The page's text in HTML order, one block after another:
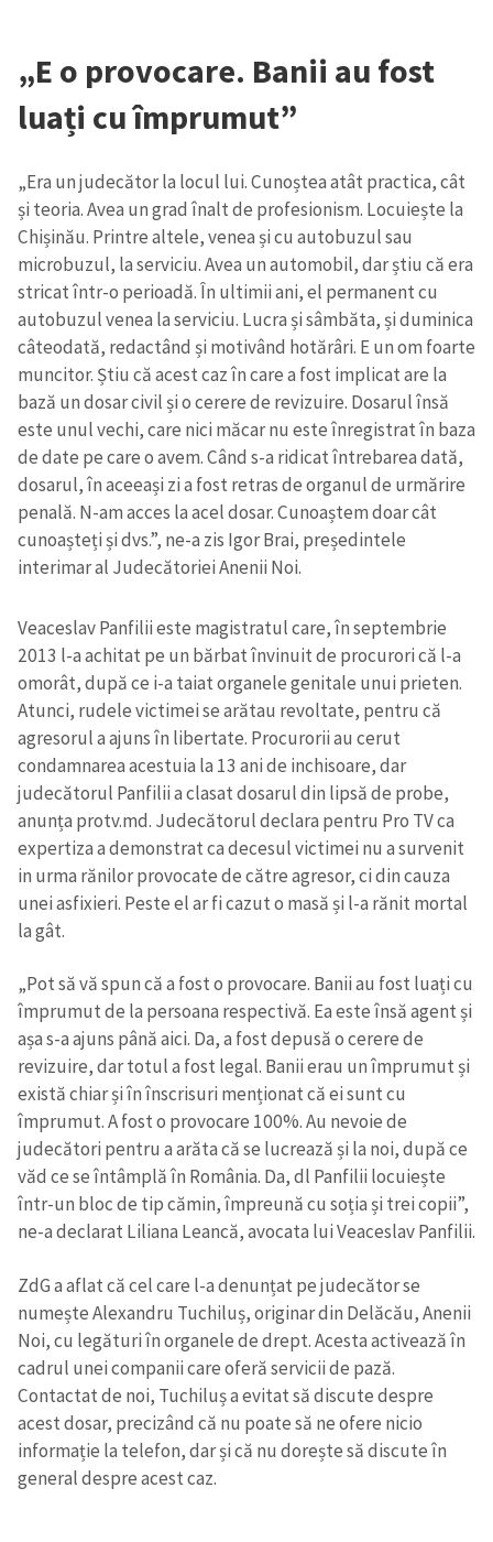
Trimite o informație
Despre ZdG
in English
на русском
„E o provocare. Banii au fost
luați cu împrumut”
„Era un judecător la locul lui. Cunoștea atât practica, cât
și teoria. Avea un grad înalt de profesionism. Locuiește la
Chișinău. Printre altele, venea și cu autobuzul sau
microbuzul, la serviciu. Avea un automobil, dar știu că era
stricat într-o perioadă. În ultimii ani, el permanent cu
autobuzul venea la serviciu. Lucra și sâmbăta, și duminica
câteodată, redactând și motivând hotărâri. E un om foarte
muncitor. Știu că acest caz în care a fost implicat are la
bază un dosar civil și o cerere de revizuire. Dosarul însă
este unul vechi, care nici măcar nu este înregistrat în baza
de date pe care o avem. Când s-a ridicat întrebarea dată,
dosarul, în aceeași zi a fost retras de organul de urmărire
penală. N-am acces la acel dosar. Cunoaștem doar cât
cunoașteți și dvs.”, ne-a zis Igor Brai, președintele
interimar al Judecătoriei Anenii Noi.
Veaceslav Panfilii este magistratul care, în septembrie
2013 l-a achitat pe un bărbat învinuit de procurori că l-a
omorât, după ce i-a taiat organele genitale unui prieten.
Atunci, rudele victimei se arătau revoltate, pentru că
agresorul a ajuns în libertate. Procurorii au cerut
condamnarea acestuia la 13 ani de inchisoare, dar
judecătorul Panfilii a clasat dosarul din lipsă de probe,
anunța protv.md. Judecătorul declara pentru Pro TV ca
expertiza a demonstrat ca decesul victimei nu a survenit
in urma rănilor provocate de către agresor, ci din cauza
unei asfixieri. Peste el ar fi cazut o masă și l-a rănit mortal
la gât.
„Pot să vă spun că a fost o provocare. Banii au fost luați cu
împrumut de la persoana respectivă. Ea este însă agent și
așa s-a ajuns până aici. Da, a fost depusă o cerere de
revizuire, dar totul a fost legal. Banii erau un împrumut și
există chiar și în înscrisuri menționat că ei sunt cu
împrumut. A fost o provocare 100%. Au nevoie de
judecători pentru a arăta că se lucrează și la noi, după ce
văd ce se întâmplă în România. Da, dl Panfilii locuiește
într-un bloc de tip cămin, împreună cu soția și trei copii”,
ne-a declarat Liliana Leancă, avocata lui Veaceslav Panfilii.
ZdG a aflat că cel care l-a denunțat pe judecător se
numește Alexandru Tuchiluș, originar din Delăcău, Anenii
Noi, cu legături în organele de drept. Acesta activează în
cadrul unei companii care oferă servicii de pază.
Contactat de noi, Tuchiluș a evitat să discute despre
acest dosar, precizând că nu poate să ne ofere nicio
informație la telefon, dar și că nu dorește să discute în
general despre acest caz.